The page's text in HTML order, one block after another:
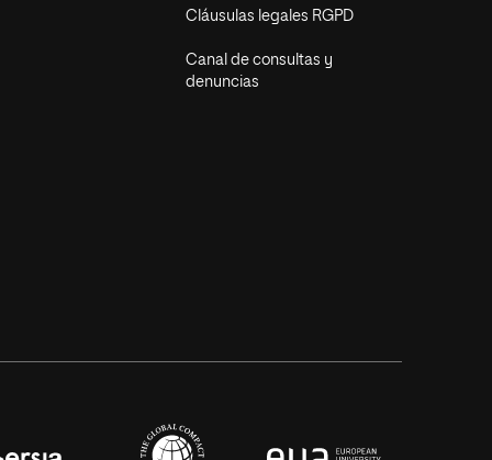
Cláusulas legales RGPD
Canal de consultas y
denuncias